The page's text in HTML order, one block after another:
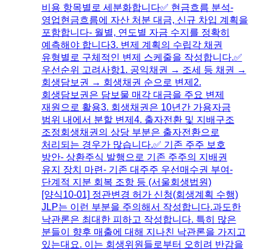
비용 항목별로 세분화합니다​✅ 현금흐름 분석-
영업현금흐름에 자산 처분 대금, 신규 차입 계획을
포함합니다- 월별, 연도별 자금 수지를 정확히
예측해야 합니다3. 변제 계획의 수립각 채권
유형별로 구체적인 변제 스케줄을 작성합니다.✅
우선순위 고려사항​1. 공익채권 → 조세 등 채권 →
회생담보권 → 회생채권 순으로 변제2.
회생담보권은 담보물 매각 대금을 주요 변제
재원으로 활용3. 회생채권은 10년간 가용자금
범위 내에서 분할 변제​4. 출자전환 및 지배구조
조정회생채권의 상당 부분은 출자전환으로
처리되는 경우가 많습니다.✅ 기존 주주 보호
방안- 상환주식 발행으로 기존 주주의 지배권
유지 장치 마련- 기존 대주주 우선매수권 부여-
단계적 지분 회복 조항 등 (서울회생법원)
[양식10-01] 정관변경 허가 신청(회생계획 수행)​
JLP는 이런 부분을 주의해서 작성합니다.과도한
낙관론은 최대한 피하고 작성합니다. 특히 많은
분들이 향후 매출에 대해 지나친 낙관론을 가지고
있는대요. 이는 회생위원들로부터 오히려 반감을